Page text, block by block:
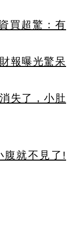
買超驚：有
報曝光驚呆
失了，小肚
就不見了!